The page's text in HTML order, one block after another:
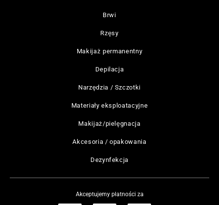
Brwi
Rzęsy
Makijaż permanentny
Depilacja
Narzędzia / Szczotki
Materiały eksploatacyjne
Makijaż/pielęgnacja
Akcesoria / opakowania
Dezynfekcja
Akceptujemy płatności za